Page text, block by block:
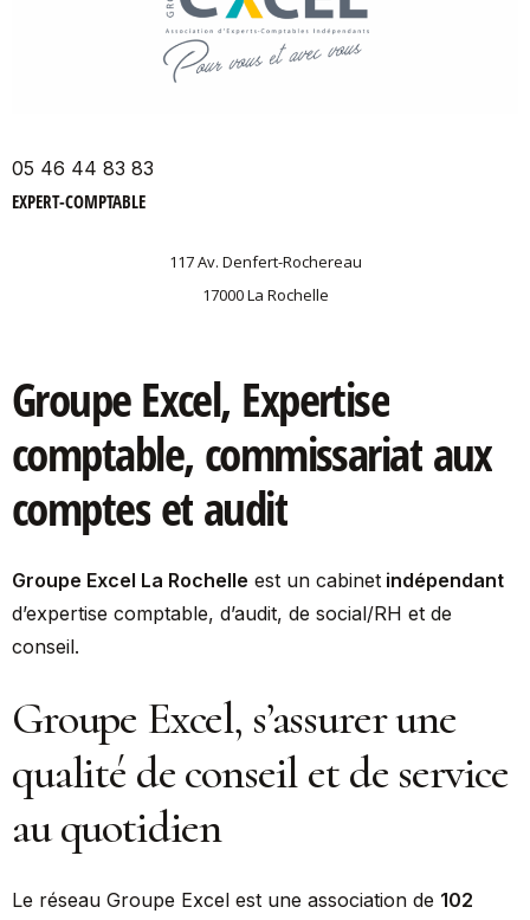
05 46 44 83 83
EXPERT-COMPTABLE
117 Av. Denfert-Rochereau
17000 La Rochelle
GroupeExcel, Expertise
comptable, commissariataux
comptesetaudit
Groupe Excel La Rochelle est un cabinet indépendant
d’expertise comptable, d’audit, de social/RH et de
conseil.
Groupe Excel, s’assurer une
qualité de conseil et de service
au quotidien
Le réseau Groupe Excel est une association de 102